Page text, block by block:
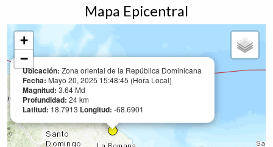
Mapa Epicentral
Ubicación: Zona oriental de la República Dominicana
Fecha: Mayo 20, 2025 15:48:45 (Hora Local)
Magnitud: 3.64 Md
Profundidad: 24 km
Latitud: 18.7913 Longitud: -68.6901
+
−